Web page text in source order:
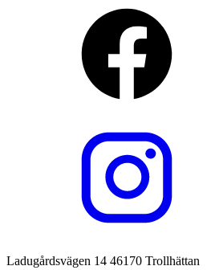
Ladugårdsvägen 14 46170 Trollhättan